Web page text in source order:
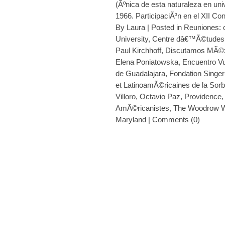
(Ãºnica de esta naturaleza en
1966. ParticipaciÃ³n en el XII
By Laura | Posted in Reuniones:
University, Centre
Paul Kirchhoff, Discutamos
Elena Poniatowska, Encuentro
de Guadalajara, Fondation
et LatinoamÃ©ricaines de la
Villoro, Octavio Paz, Providence,
AmÃ©ricanistes, The Woodrow
Maryland | Comments (0)